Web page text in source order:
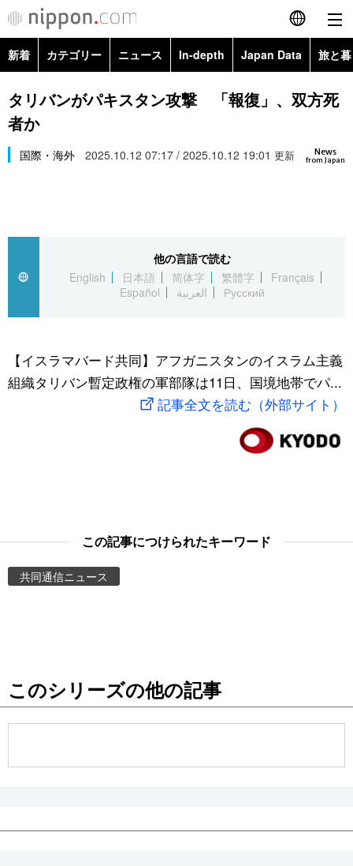
English
简体字
Русский
カテゴリー
経済・ビジネス
国際
文化
トップ
アーカイブ
In-depth
Japan Data
動画/Live
お知らせ
新着 カテゴリー ニュース In-depth Japan Data 旅と
政治・外交
経済・ビジネス
スポーツ・東京2020
Topics
タリバンがパキスタン攻撃 「報復」、双方死
者か
News
from Japan
国際・海外 2025.10.12 07:17 / 2025.10.12 19:01 更新
他の言語で読む
English
日本語 简体字 繁體字
Français
Español
العربية Русский
【イスラマバード共同】アフガニスタンのイスラム主義
組織タリバン暫定政権の軍部隊は11日、国境地帯でパ...
記事全文を読む（外部サイト）
この記事につけられたキーワード
共同通信ニュース
このシリーズの他の記事